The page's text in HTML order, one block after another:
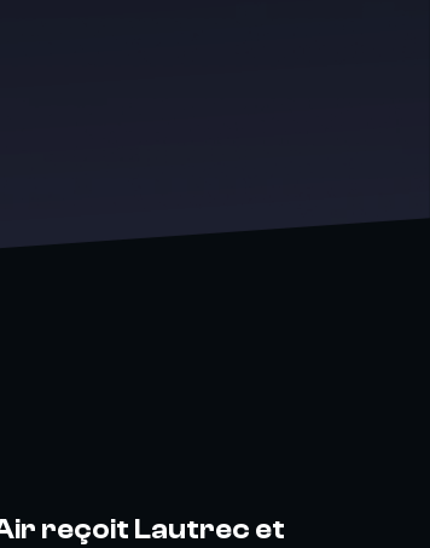
reçoit Lautrec et